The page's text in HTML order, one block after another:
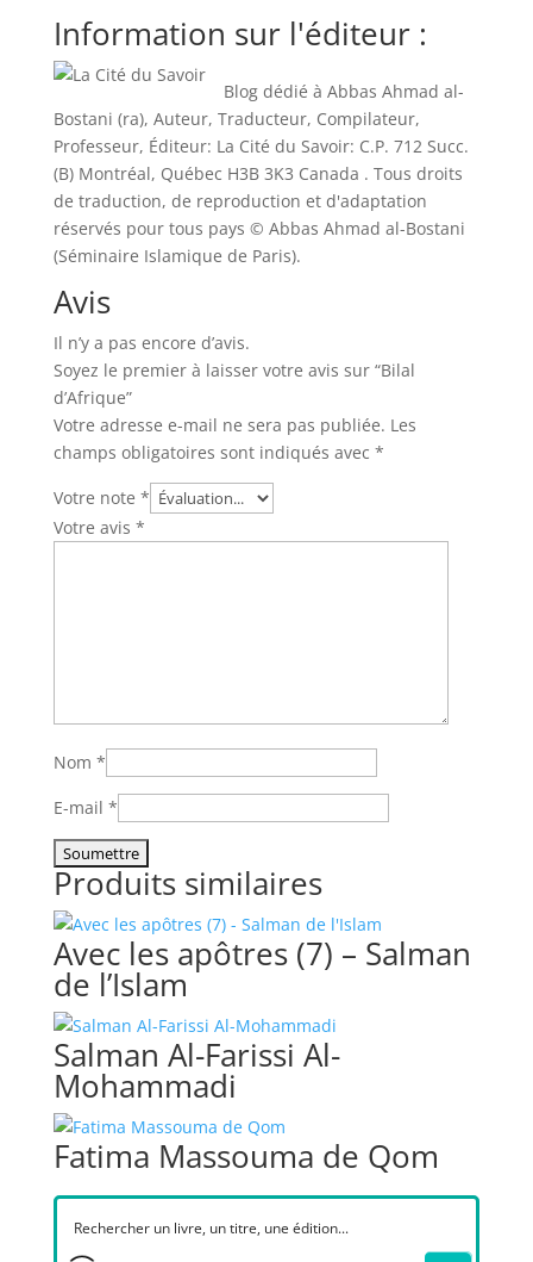
Information sur l'éditeur :
Blog dédié à Abbas Ahmad al-
Bostani (ra), Auteur, Traducteur, Compilateur,
Professeur, Éditeur: La Cité du Savoir: C.P. 712 Succ.
(B) Montréal, Québec H3B 3K3 Canada . Tous droits
de traduction, de reproduction et d'adaptation
réservés pour tous pays © Abbas Ahmad al-Bostani
(Séminaire Islamique de Paris).
Avis
Il n’y a pas encore d’avis.
Soyez le premier à laisser votre avis sur “Bilal
d’Afrique”
Votre adresse e-mail ne sera pas publiée. Les
champs obligatoires sont indiqués avec *
Votre note *
Votre avis *
Nom *
E-mail *
Produits similaires
Avec les apôtres (7) – Salman
de l’Islam
Salman Al-Farissi Al-
Mohammadi
Fatima Massouma de Qom